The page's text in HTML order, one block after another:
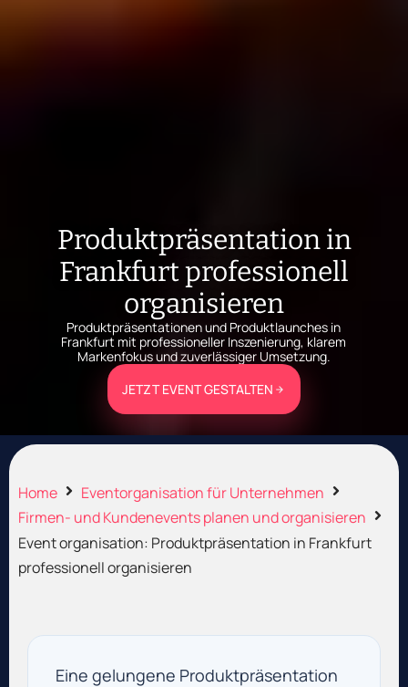
Produktpräsentation in
Frankfurt professionell
organisieren
Produktpräsentationen und Produktlaunches in
Frankfurt mit professioneller Inszenierung, klarem
Markenfokus und zuverlässiger Umsetzung.
JETZT EVENT GESTALTEN
Home
Eventorganisation für Unternehmen
Firmen- und Kundenevents planen und organisieren
Event organisation: Produktpräsentation in Frankfurt
professionell organisieren
Eine gelungene Produktpräsentation